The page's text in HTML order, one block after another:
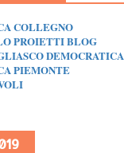
COLLEGNO
PROIETTI BLOG
DEMOCRATICA
PIEMONTE